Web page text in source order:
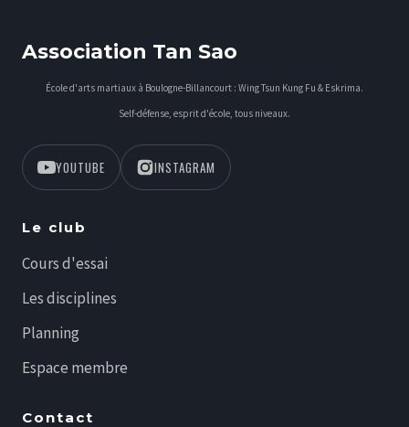
Association Tan Sao
École d'arts martiaux à Boulogne-Billancourt : Wing Tsun Kung Fu & Eskrima.
Self-défense, esprit d'école, tous niveaux.
YOUTUBE INSTAGRAM
Le club
Cours d'essai
Les disciplines
Planning
Espace membre
Contact